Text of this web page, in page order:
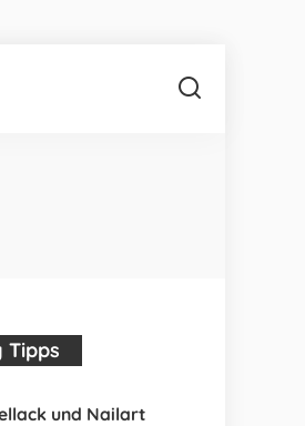
Tipps
und Nailart